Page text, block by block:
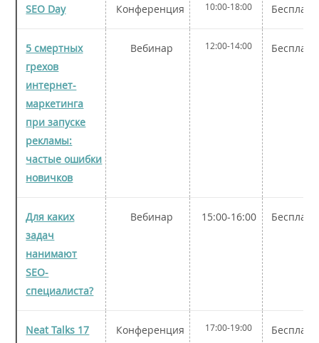
SEO Day Конференция 10:00-18:00
5 смертных
грехов
интернет-
маркетинга
при запуске
рекламы:
частые ошибки
новичков
Вебинар 12:00-14:00
Для каких
задач
нанимают
SEO-
специалиста?
Вебинар 15:00-16:00
Neat Talks 17 Конференция 17:00-19:00